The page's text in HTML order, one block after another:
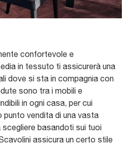
confortevole e
in tessuto ti assicurerà una
dove si sta in compagnia con
sono tra i mobili e
in ogni casa, per cui
punto vendita di una vasta
basandoti sui tuoi
assicura un certo stile